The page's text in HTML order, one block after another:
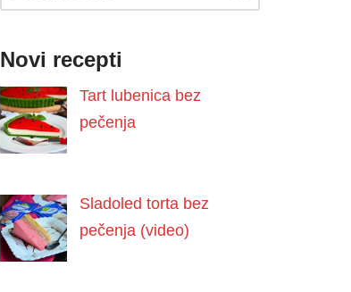
Novi recepti
Tart lubenica bez
pečenja
Sladoled torta bez
pečenja (video)